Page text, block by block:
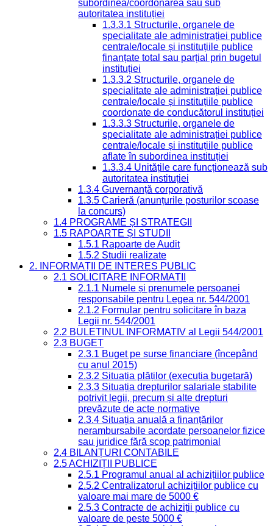
subordinea/coordonarea sau sub
autoritatea instituției
1.3.3.1 Structurile, organele de
specialitate ale administrației publice
centrale/locale și instituțiile publice
finanțate total sau parțial prin bugetul
instituției
1.3.3.2 Structurile, organele de
specialitate ale administrației publice
centrale/locale și instituțiile publice
coordonate de conducătorul instituției
1.3.3.3 Structurile, organele de
specialitate ale administrației publice
centrale/locale și instituțiile publice
aflate în subordinea instituției
1.3.3.4 Unitățile care funcționează sub
autoritatea instituției
1.3.4 Guvernanță corporativă
1.3.5 Carieră (anunțurile posturilor scoase
la concurs)
1.4 PROGRAME ȘI STRATEGII
1.5 RAPOARTE ȘI STUDII
1.5.1 Rapoarte de Audit
1.5.2 Studii realizate
2. INFORMAȚII DE INTERES PUBLIC
2.1 SOLICITARE INFORMAȚII
2.1.1 Numele și prenumele persoanei
responsabile pentru Legea nr. 544/2001
2.1.2 Formular pentru solicitare în baza
Legii nr. 544/2001
2.2 BULETINUL INFORMATIV al Legii 544/2001
2.3 BUGET
2.3.1 Buget pe surse financiare (începând
cu anul 2015)
2.3.2 Situația plăților (execuția bugetară)
2.3.3 Situația drepturilor salariale stabilite
potrivit legii, precum și alte drepturi
prevăzute de acte normative
2.3.4 Situația anuală a finanțărilor
nerambursabile acordate persoanelor fizice
sau juridice fără scop patrimonial
2.4 BILANȚURI CONTABILE
2.5 ACHIZIȚII PUBLICE
2.5.1 Programul anual al achizițiilor publice
2.5.2 Centralizatorul achizițiilor publice cu
valoare mai mare de 5000 €
2.5.3 Contracte de achiziții publice cu
valoare de peste 5000 €